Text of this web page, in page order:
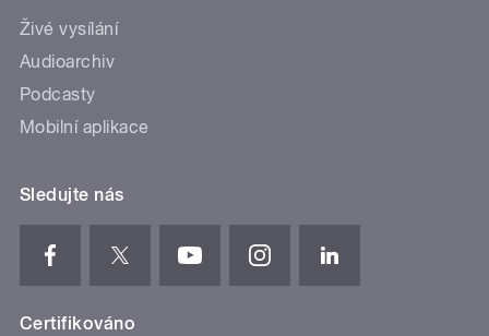
Živé vysílání
Audioarchiv
Podcasty
Mobilní aplikace
Sledujte nás
Certifikováno